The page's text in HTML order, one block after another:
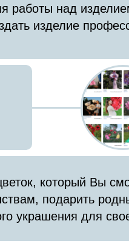
работы над
изделие
который Вы
подарить
украшения для